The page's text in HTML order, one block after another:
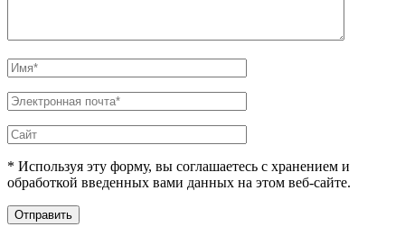
* Используя эту форму, вы соглашаетесь с хранением и
обработкой введенных вами данных на этом веб-сайте.